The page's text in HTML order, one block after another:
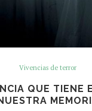
Vivencias de terror
QUE TIENE